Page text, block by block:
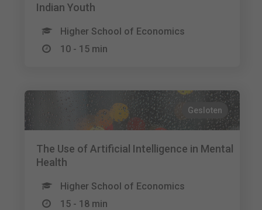
Indian Youth
Higher School of Economics
10 - 15 min
Gesloten
The Use of Artificial Intelligence in Mental
Health
Higher School of Economics
15 - 18 min